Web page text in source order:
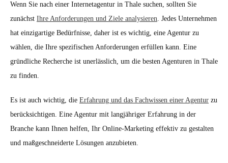
Wenn Sie nach einer Internetagentur in Thale suchen, sollten Sie
zunächst Ihre Anforderungen und Ziele analysieren. Jedes Unternehmen
hat einzigartige Bedürfnisse, daher ist es wichtig, eine Agentur zu
wählen, die Ihre spezifischen Anforderungen erfüllen kann. Eine
gründliche Recherche ist unerlässlich, um die besten Agenturen in Thale
zu finden.
Es ist auch wichtig, die Erfahrung und das Fachwissen einer Agentur zu
berücksichtigen. Eine Agentur mit langjähriger Erfahrung in der
Branche kann Ihnen helfen, Ihr Online-Marketing effektiv zu gestalten
und maßgeschneiderte Lösungen anzubieten.